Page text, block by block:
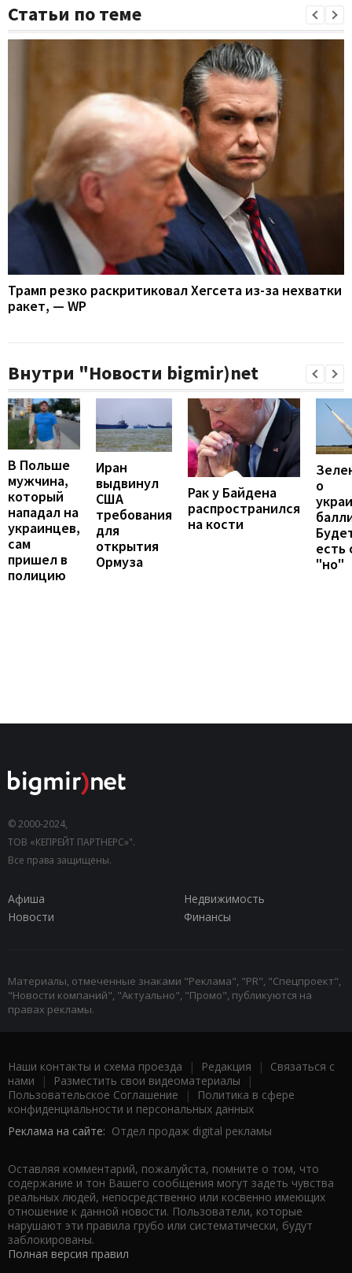
Статьи по теме
Трамп резко раскритиковал Хегсета из-за нехватки
ракет, — WP
Внутри "Новости bigmir)net
В Польше
мужчина,
который
нападал на
украинцев,
сам
пришел в
полицию
Иран
выдвинул
США
требования
для
открытия
Ормуза
Рак у Байдена
распространился
на кости
о
есть
"но"
© 2000-2024,
ТОВ «КЕПРЕЙТ ПАРТНЕРС»".
Все права защищены.
Афиша
Недвижимость
Новости
Финансы
Материалы, отмеченные знаками "Реклама", "PR", "Спецпроект",
"Новости компаний", "Актуально", "Промо", публикуются на
правах рекламы.
Наши контакты и схема проезда | Редакция | Связаться с
нами | Разместить свои видеоматериалы |
Пользовательское Соглашение |
Политика в сфере
конфиденциальности и персональных данных
Реклама на сайте: Отдел продаж digital рекламы
Оставляя комментарий, пожалуйста, помните о том, что
содержание и тон Вашего сообщения могут задеть чувства
реальных людей, непосредственно или косвенно имеющих
отношение к данной новости. Пользователи, которые
нарушают эти правила грубо или систематически, будут
заблокированы.
Полная версия правил